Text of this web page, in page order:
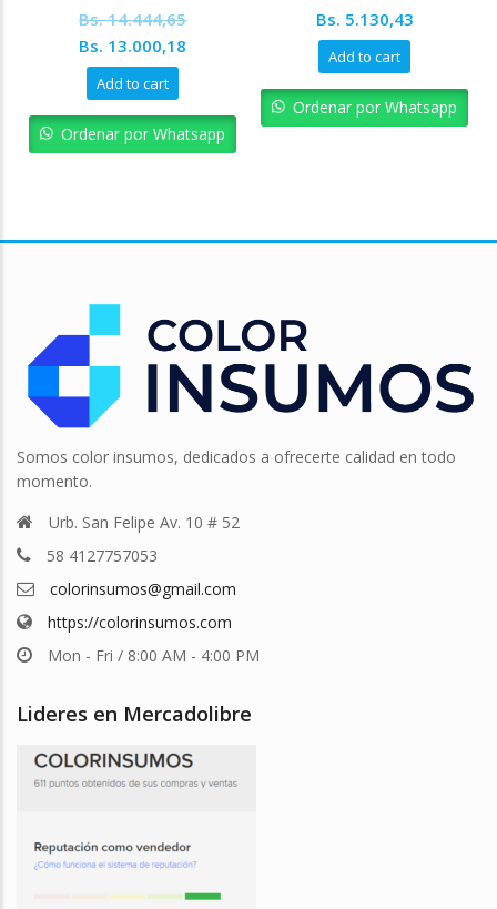
Bs.14.444,65
Original
price
was:
Bs. 14.444,65.
Bs. 13.000,18
Bs. 13.000,18.
Add to cart
Ordenar por Whatsapp
Bs. 5.130,43
Add to cart
Ordenar por Whatsapp
Somos color insumos, dedicados a ofrecerte calidad en todo
momento.
Urb. San Felipe Av. 10 # 52
58 4127757053
colorinsumos@gmail.com
https://colorinsumos.com
Mon - Fri / 8:00 AM - 4:00 PM
Lideres en Mercadolibre